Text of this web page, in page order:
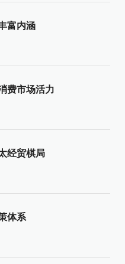
富内涵
费市场活力
经贸棋局
体系